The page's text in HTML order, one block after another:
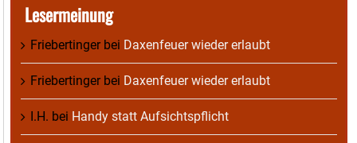
Lesermeinung
Friebertingerbei Daxenfeuer wieder erlaubt
Friebertingerbei Daxenfeuer wieder erlaubt
I.H. bei Handy statt Aufsichtspflicht